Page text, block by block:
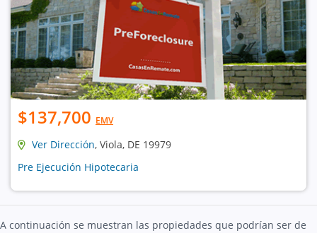
$137,700 EMV
Ver Dirección, Viola, DE 19979
Pre Ejecución Hipotecaria
A continuación se muestran las propiedades que podrían ser de